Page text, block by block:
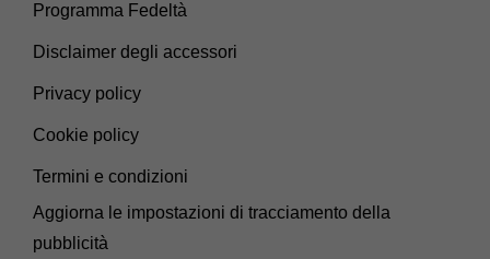
Programma Fedeltà
Disclaimer degli accessori
Privacy policy
Cookie policy
Termini e condizioni
Aggiorna le impostazioni di tracciamento della
pubblicità